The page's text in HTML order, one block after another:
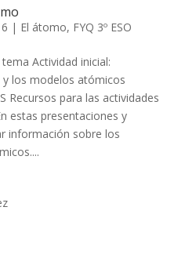
| El átomo, FYQ 3º ESO
Actividad inicial:
los modelos atómicos
Recursos para las actividades
estas presentaciones y
información sobre los